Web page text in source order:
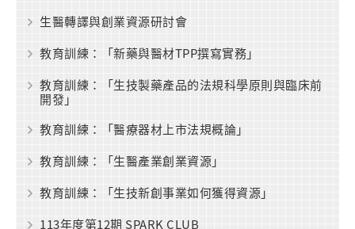
生醫轉譯與創業資源研討會
教育訓練：「新藥與醫材TPP撰寫實務」
教育訓練：「生技製藥產品的法規科學原則與臨床前
開發」
教育訓練：「醫療器材上市法規概論」
教育訓練：「生醫產業創業資源」
教育訓練：「生技新創事業如何獲得資源」
113年度第12期 SPARK CLUB